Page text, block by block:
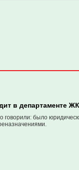
в департаменте
говорили: было